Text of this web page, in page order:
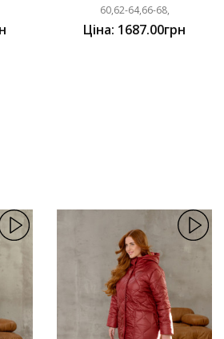
60,62-64,66-68,
Ціна: 1687.00грн